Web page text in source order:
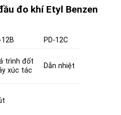
đo khí Etyl Benzen
12B
PD-12C
trình đốt
xúc tác
Dẫn nhiệt